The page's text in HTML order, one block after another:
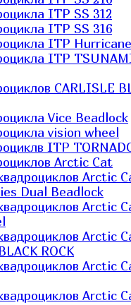
ITP SS 312
ITP SS 316
ITP Hurricane
ITP
CARLISLE
Vice Beadlock
vision wheel
ITP
Arctic Cat
Arctic
Dual Beadlock
Arctic
Arctic
ROCK
Arctic
Arctic